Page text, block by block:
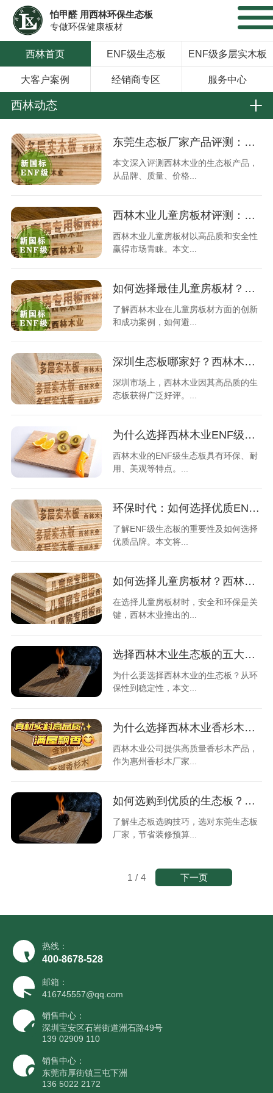
怕甲醛 用西林环保生态板
专做环保健康板材
西林首页 ENF级生态板 ENF级多层实木板
大客户案例 经销商专区 服务中心
西林动态
东莞生态板厂家产品评测：优质品牌对比分析
本文深入评测西林木业的生态板产品，
从品牌、质量、价格...
西林木业儿童房板材评测：安全与品质值得信赖？
西林木业儿童房板材以高品质和安全性
赢得市场青睐。本文...
如何选择最佳儿童房板材？西林木业用户案例分享
了解西林木业在儿童房板材方面的创新
和成功案例，如何避...
深圳生态板哪家好？西林木业生态板值得推荐
深圳市场上，西林木业因其高品质的生
态板获得广泛好评。...
为什么选择西林木业ENF级生态板？
西林木业的ENF级生态板具有环保、耐
用、美观等特点。...
环保时代：如何选择优质ENF级生态板品牌？
了解ENF级生态板的重要性及如何选择
优质品牌。本文将...
如何选择儿童房板材？西林木业的ENF级板材够好么？
在选择儿童房板材时，安全和环保是关
键，西林木业推出的...
选择西林木业生态板的五大理由
为什么要选择西林木业的生态板？从环
保性到稳定性，本文...
为什么选择西林木业香杉木？惠州香杉木厂家直销
西林木业公司提供高质量香杉木产品，
作为惠州香杉木厂家...
如何选购到优质的生态板？东莞生态板厂家哪家好？
了解生态板选购技巧，选对东莞生态板
厂家，节省装修预算...
1 / 4 下一页
热线：
400-8678-528
邮箱：
416745557@qq.com
销售中心：
深圳宝安区石岩街道洲石路49号
139 02909 110
销售中心：
东莞市厚街镇三屯下洲
136 5022 2172